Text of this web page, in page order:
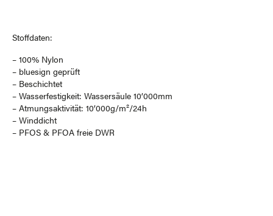
Stoffdaten:
– 100% Nylon
– bluesign geprüft
– Beschichtet
– Wasserfestigkeit: Wassersäule 10’000mm
– Atmungsaktivität: 10’000g/m²/24h
– Winddicht
– PFOS & PFOA freie DWR